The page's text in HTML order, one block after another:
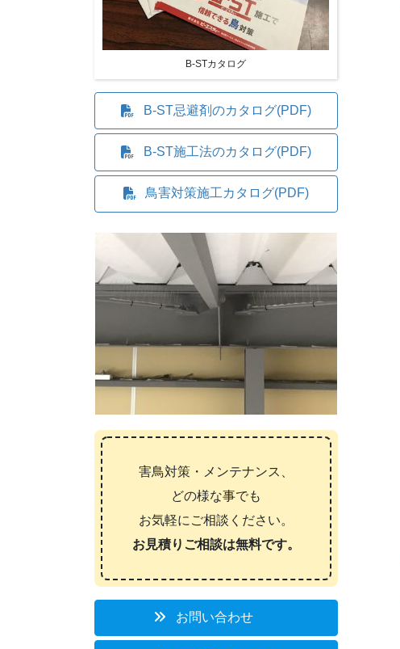
B-STカタログ
B-ST忌避剤のカタログ(PDF)
B-ST施工法のカタログ(PDF)
鳥害対策施工カタログ(PDF)
害鳥対策・メンテナンス、
どの様な事でも
お気軽にご相談ください。
お見積りご相談は無料です。
お問い合わせ